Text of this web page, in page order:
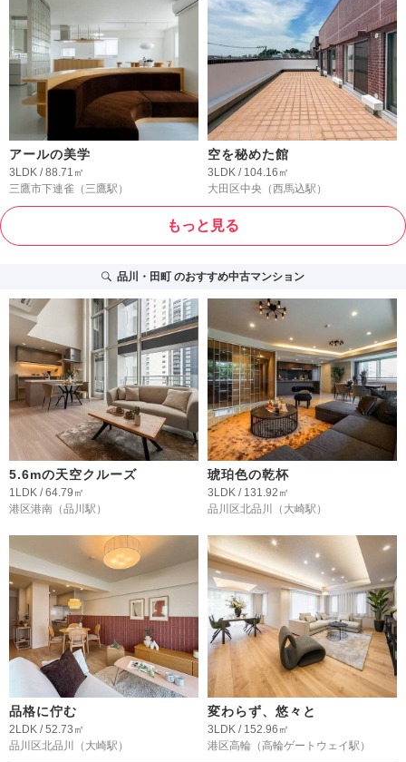
アールの美学
3LDK / 88.71㎡
三鷹市下連雀 （三鷹駅）
空を秘めた館
3LDK / 104.16㎡
大田区中央 （西馬込駅）
もっと見る
品川・田町のおすすめ中古マンション
5.6mの天空クルーズ
1LDK / 64.79㎡
港区港南 （品川駅）
琥珀色の乾杯
3LDK / 131.92㎡
品川区北品川
（大崎駅）
品格に佇む
2LDK / 52.73㎡
品川区北品川
（大崎駅）
変わらず、悠々と
3LDK / 152.96㎡
港区高輪 （高輪ゲートウェイ駅）